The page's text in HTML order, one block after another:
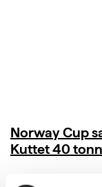
Norway Cup
Kuttet 40